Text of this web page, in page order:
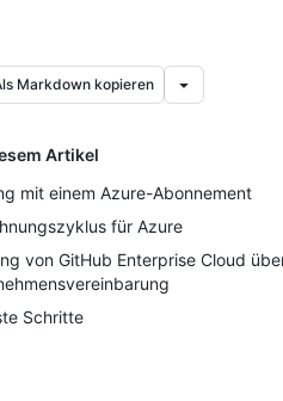
Markdown kopieren
Artikel
mit einem Azure-Abonnement
für Azure
von GitHub Enterprise Cloud
Schritte